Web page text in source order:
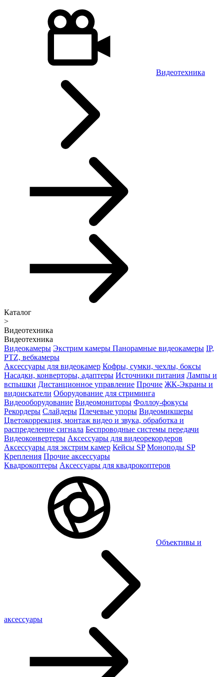
Видеотехника
Каталог
>
Видеотехника
Видеотехника
Видеокамеры Экстрим камеры Панорамные видеокамеры IP,
PTZ, вебкамеры
Аксессуары для видеокамер Кофры, сумки, чехлы, боксы
Насадки, конверторы, адаптеры Источники питания Лампы и
вспышки Дистанционное управление Прочие ЖК-Экраны и
видоискатели Оборудование для стриминга
Видеооборудование Видеомониторы Фоллоу-фокусы
Рекордеры Слайдеры Плечевые упоры Видеомикшеры
Цветокоррекция, монтаж видео и звука, обработка и
распределение сигнала Беспроводные системы передачи
Видеоконвертеры Аксессуары для видеорекордеров
Аксессуары для экстрим камер Кейсы SP Моноподы SP
Крепления Прочие аксессуары
Квадрокоптеры Аксессуары для квадрокоптеров
Объективы и
аксессуары